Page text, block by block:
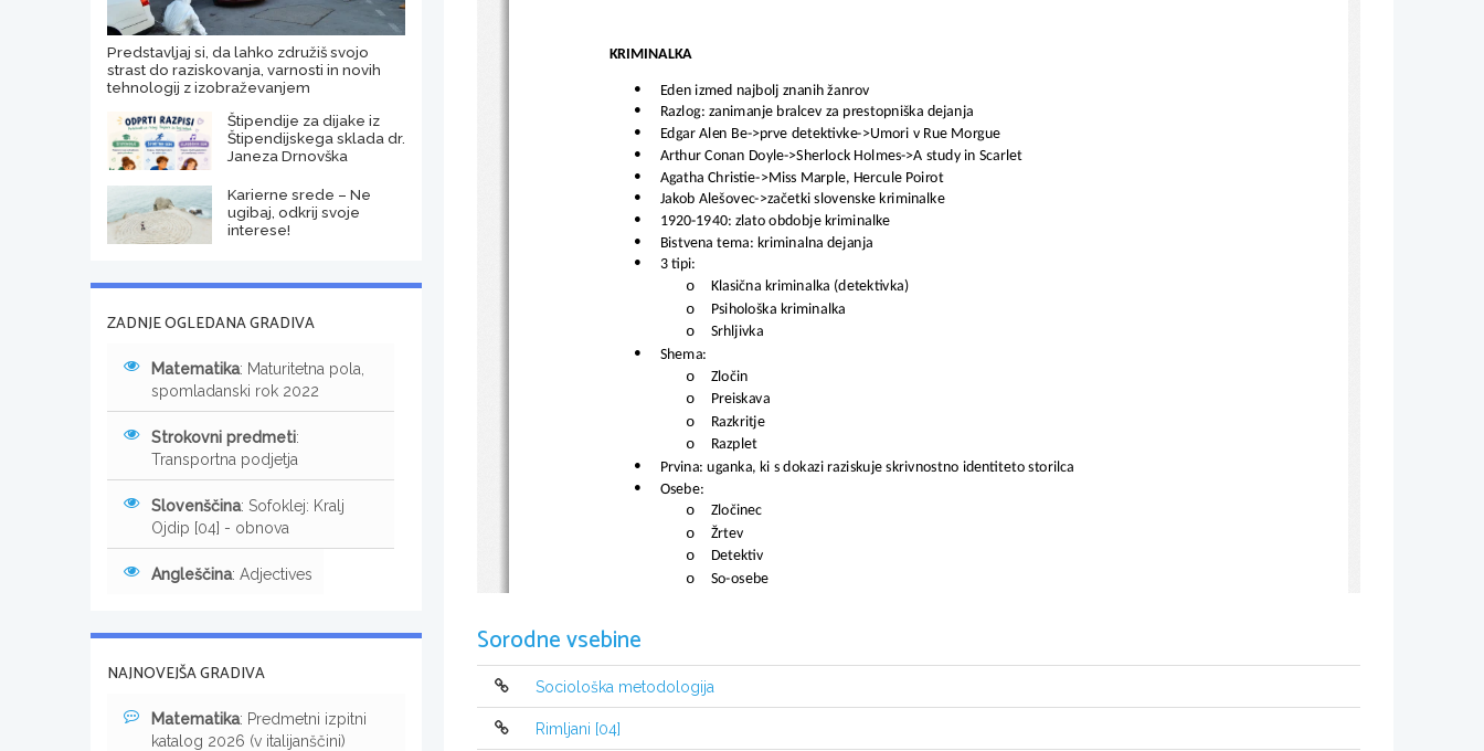
KRIMINALKA

Eden izmed najbolj znanih žanrov

Razlog: zanimanje bralcev za prestopniška dejanja

Edgar Alen Be->prve detektivke->Umori v Rue Morgue

Arthur Conan Doyle->Sherlock Holmes->A study in Scarlet

Agatha Christie->Miss Marple, Hercule Poirot

Jakob Alešovec->začetki slovenske kriminalke

1920-1940: zlato obdobje kriminalke

Bistvena tema: kriminalna dejanja

3 tipi:
o
Klasična kriminalka (detektivka)
o
Psihološka kriminalka
o
Srhljivka

Shema:
o
Zločin
o
Preiskava
o
Razkritje
o
Razplet

Prvina: uganka, ki s dokazi raziskuje skrivnostno identiteto storilca

Osebe:
o
Zločinec
o
Žrtev
o
Detektiv
o
So-osebe

o
Detektivski roman->razrešitev uganke
o
Kriminalni roman->povzročitelj
Sorodne vsebine
Sociološka metodologija
Rimljani [04]
Predstavljaj si, da lahko združiš svojo
strast do raziskovanja, varnosti in novih
tehnologij z izobraževanjem
Štipendije za dijake iz
Štipendijskega sklada dr.
Janeza Drnovška
Karierne srede – Ne
ugibaj, odkrij svoje
interese!
ZADNJE OGLEDANA GRADIVA
Matematika: Maturitetna pola,
spomladanski rok 2022
Strokovni predmeti:
Transportna podjetja
Slovenščina: Sofoklej: Kralj
Ojdip [04] - obnova
Angleščina: Adjectives
NAJNOVEJŠA GRADIVA
Matematika: Predmetni izpitni
katalog 2026 (v italijanščini)